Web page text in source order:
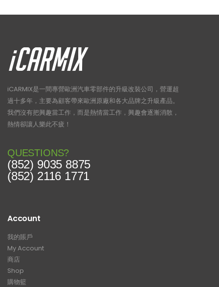
【打造一部更簡潔有力的Honda
【電車買鈴有什麼要注意!! 承重
iCARMIX是一間專營歐洲汽車零部件的升級改裝公司，營運超
過十多年，主要為顧客帶來歐洲原廠和各大品牌之升級產品。
我們沒有把興趣當工作，而是熱情當工作，興趣會逐漸消散，
熱情卻讓人樂此不疲！
QUESTIONS?
(852) 9035 8875
(852) 2116 1771
Account
我的賬戶
My Account
商店
Shop
購物籃